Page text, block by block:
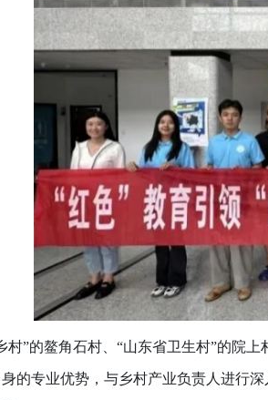
村”的鳌角石村、“山东省卫生村”的院
的专业优势，与乡村产业负责人进行